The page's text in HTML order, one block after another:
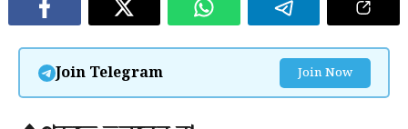
Join Telegram Join Now